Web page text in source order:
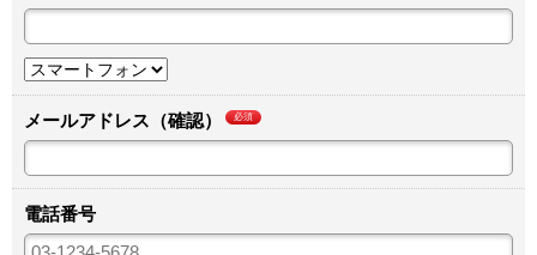
メールアドレス（確認） 必須
電話番号